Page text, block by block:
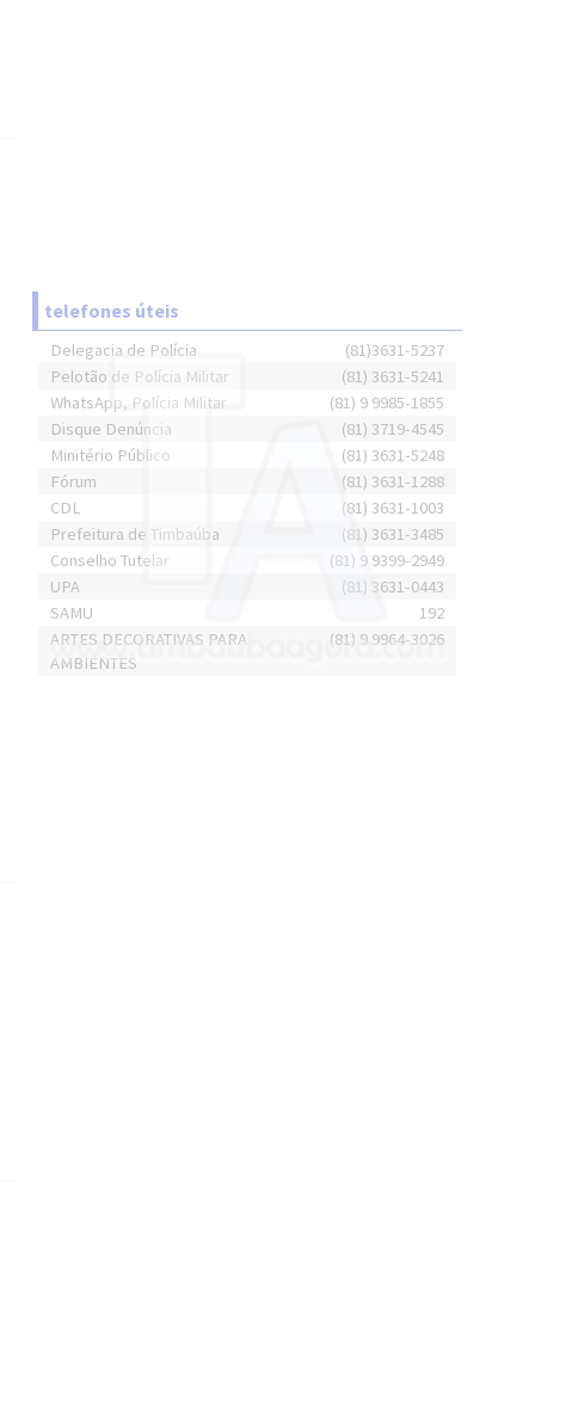
telefones úteis
Delegacia de Polícia
(81)3631-5237
Pelotão de Polícia Militar
(81) 3631-5241
WhatsApp, Polícia Militar
(81) 9 9985-1855
Disque Denúncia
(81) 3719-4545
Minitério Público
(81) 3631-5248
Fórum
(81) 3631-1288
CDL
(81) 3631-1003
Prefeitura de Timbaúba
(81) 3631-3485
Conselho Tutelar
(81) 9 9399-2949
UPA
(81) 3631-0443
SAMU
192
ARTES DECORATIVAS PARA
AMBIENTES
(81) 9 9964-3026